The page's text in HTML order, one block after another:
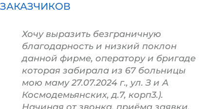
ЗАКАЗЧИКОВ
Хочу выразить безграничную
благодарность и низкий поклон
данной фирме, оператору и бригаде
которая забирала из 67 больницы
мою маму 27.07.2024 г., ул. З и А
Космодемьянских, д.7, корп3.).